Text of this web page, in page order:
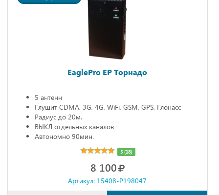
EaglePro EP Торнадо
5 антенн
Глушит CDMA, 3G, 4G, WiFi, GSM, GPS, Глонасс
Радиус до 20м.
ВЫКЛ отдельных каналов
Автономно 90мин.
5 (18)
8 100
Артикул: 15408-P198047